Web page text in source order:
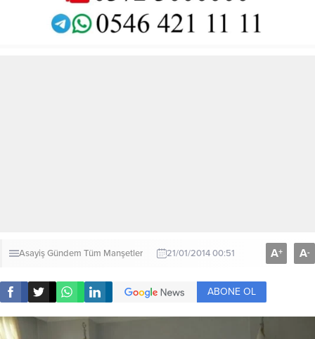
AsayişGündem Tüm Manşetler 21/01/2014 00:51 A+ A-
ABONE OL